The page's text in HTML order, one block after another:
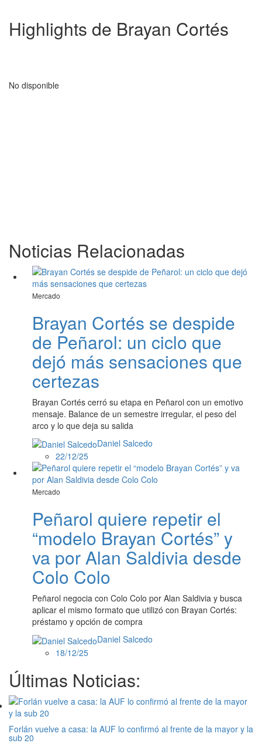
Highlights de Brayan Cortés
No disponible
Noticias Relacionadas
Mercado
Brayan Cortés se despide
de Peñarol: un ciclo que
dejó más sensaciones que
certezas
Brayan Cortés cerró su etapa en Peñarol con un emotivo
mensaje. Balance de un semestre irregular, el peso del
arco y lo que deja su salida
Daniel Salcedo
22/12/25
Mercado
Peñarol quiere repetir el
“modelo Brayan Cortés” y
va por Alan Saldivia desde
Colo Colo
Peñarol negocia con Colo Colo por Alan Saldivia y busca
aplicar el mismo formato que utilizó con Brayan Cortés:
préstamo y opción de compra
Daniel Salcedo
18/12/25
Últimas Noticias:
Forlán vuelve a casa: la AUF lo confirmó al frente de la mayor y la
sub 20